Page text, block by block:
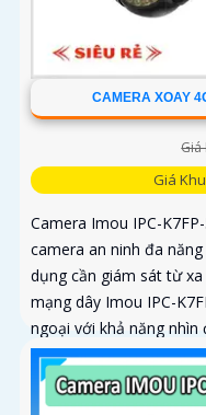
CAMERA XOAY
Giá
Giá
Camera Imou IPC-
camera an ninh đa
dụng cần giám sát từ
mạng dây Imou IPC-
ngoại với khả năng